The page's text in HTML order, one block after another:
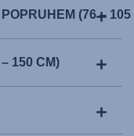
(76 – 105
150 CM)